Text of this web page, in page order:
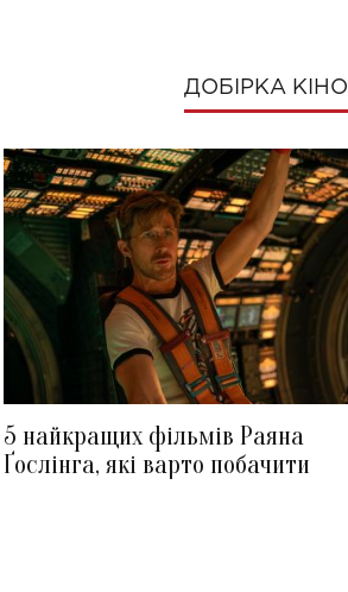
ДОБІРКА КІНО
5 найкращих фільмів Раяна
Ґослінга, які варто побачити